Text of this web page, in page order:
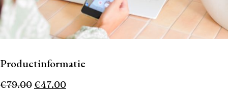
Productinformatie
€79.00€47.00